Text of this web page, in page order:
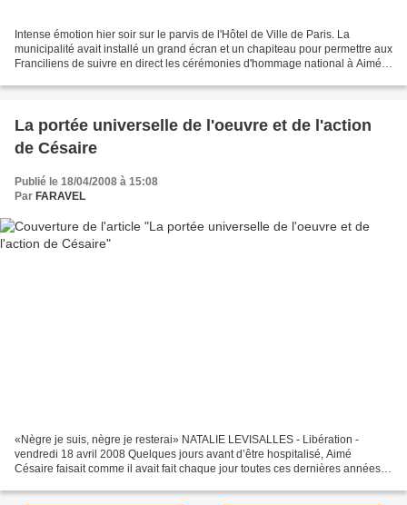
Intense émotion hier soir sur le parvis de l'Hôtel de Ville de Paris. La
municipalité avait installé un grand écran et un chapiteau pour permettre aux
Franciliens de suivre en direct les cérémonies d'hommage national à Aimé
La portée universelle de l'oeuvre et de l'action
de Césaire
Publié le 18/04/2008 à 15:08
Par FARAVEL
«Nègre je suis, nègre je resterai» NATALIE LEVISALLES - Libération -
vendredi 18 avril 2008 Quelques jours avant d’être hospitalisé, Aimé
Césaire faisait comme il avait fait chaque jour toutes ces dernières années.